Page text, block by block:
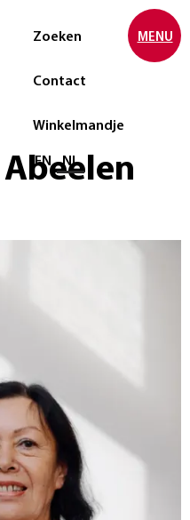
Zoeken
Contact
Winkelmandje
Selecteer taal
EN NL
MENU